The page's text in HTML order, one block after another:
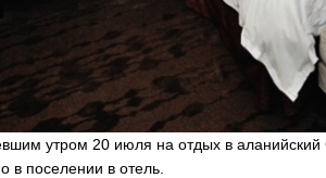
утром 20 июля на отдых в
в поселении в отель.